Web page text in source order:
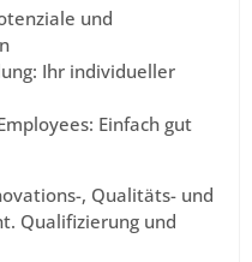
und
Ihr individueller
Einfach gut
, Qualitäts- und
Qualifizierung und